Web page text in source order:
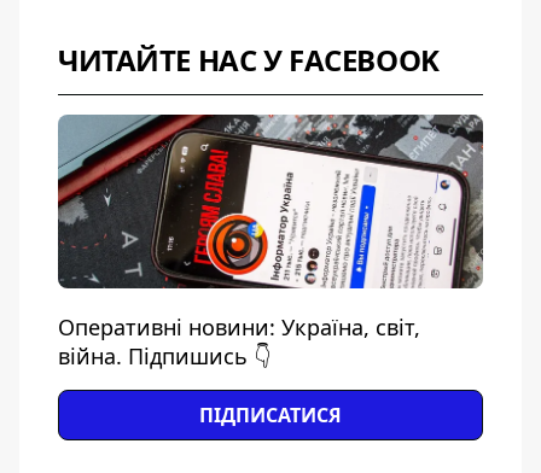
ЧИТАЙТЕ НАС У FACEBOOK
Оперативні новини: Україна, світ,
війна. Підпишись 👇
ПІДПИСАТИСЯ